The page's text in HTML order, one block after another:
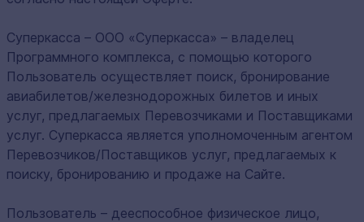
Суперкасса – ООО «Суперкасса» – владелец
Программного комплекса, с помощью которого
Пользователь осуществляет поиск, бронирование
авиабилетов/железнодорожных билетов и иных
услуг, предлагаемых Перевозчиками и Поставщиками
услуг. Суперкасса является уполномоченным агентом
Перевозчиков/Поставщиков услуг, предлагаемых к
поиску, бронированию и продаже на Сайте.
Пользователь – дееспособное физическое лицо,